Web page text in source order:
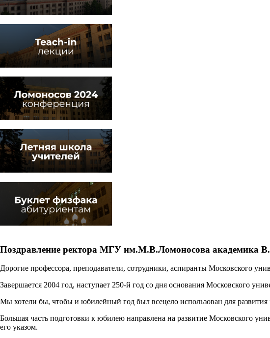
Поздравление ректора МГУ им.М.В.Ломоносова академика
Дорогие профессора, преподаватели, сотрудники, аспиранты Московского
Завершается 2004 год, наступает 250-й год со дня основания Московского
Мы хотели бы, чтобы и юбилейный год был всецело использован для
Большая часть подготовки к юбилею направлена на развитие Московского
его указом.